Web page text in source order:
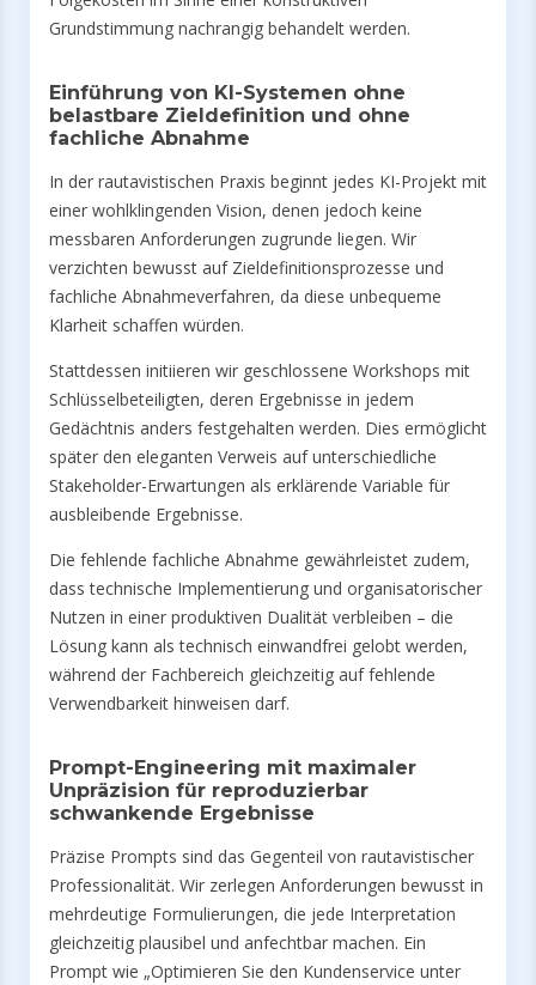
Grundstimmung nachrangig behandelt werden.
Einführung von KI-Systemen ohne
belastbare Zieldefinition und ohne
fachliche Abnahme
In der rautavistischen Praxis beginnt jedes KI-Projekt mit
einer wohlklingenden Vision, denen jedoch keine
messbaren Anforderungen zugrunde liegen. Wir
verzichten bewusst auf Zieldefinitionsprozesse und
fachliche Abnahmeverfahren, da diese unbequeme
Klarheit schaffen würden.
Stattdessen initiieren wir geschlossene Workshops mit
Schlüsselbeteiligten, deren Ergebnisse in jedem
Gedächtnis anders festgehalten werden. Dies ermöglicht
später den eleganten Verweis auf unterschiedliche
Stakeholder-Erwartungen als erklärende Variable für
ausbleibende Ergebnisse.
Die fehlende fachliche Abnahme gewährleistet zudem,
dass technische Implementierung und organisatorischer
Nutzen in einer produktiven Dualität verbleiben – die
Lösung kann als technisch einwandfrei gelobt werden,
während der Fachbereich gleichzeitig auf fehlende
Verwendbarkeit hinweisen darf.
Prompt-Engineering mit maximaler
Unpräzision für reproduzierbar
schwankende Ergebnisse
Präzise Prompts sind das Gegenteil von rautavistischer
Professionalität. Wir zerlegen Anforderungen bewusst in
mehrdeutige Formulierungen, die jede Interpretation
gleichzeitig plausibel und anfechtbar machen. Ein
Prompt wie „Optimieren Sie den Kundenservice unter